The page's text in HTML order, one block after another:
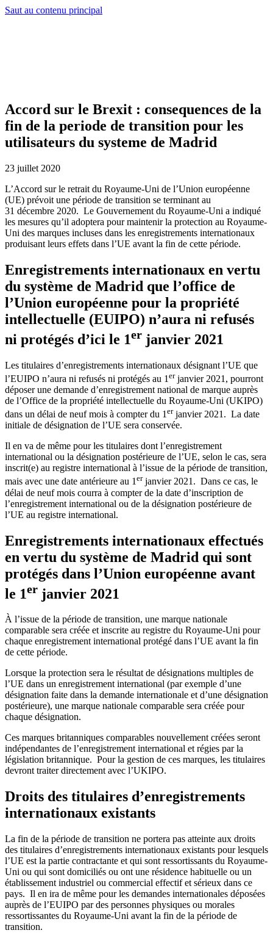
Saut au contenu principal
Accord sur le Brexit : consequences de la
fin de la periode de transition pour les
utilisateurs du systeme de Madrid
23 juillet 2020
L’Accord sur le retrait du Royaume-Uni de l’Union européenne
(UE) prévoit une période de transition se terminant au
31 décembre 2020. Le Gouvernement du Royaume-Uni a indiqué
les mesures qu’il adoptera pour maintenir la protection au Royaume-
Uni des marques incluses dans les enregistrements internationaux
produisant leurs effets dans l’UE avant la fin de cette période.
Enregistrements internationaux en vertu
du système de Madrid que l’office de
l’Union européenne pour la propriété
intellectuelle (EUIPO) n’aura ni refusés
ni protégés d’ici le 1er janvier 2021
Les titulaires d’enregistrements internationaux désignant l’UE que
l’EUIPO n’aura ni refusés ni protégés au 1 erjanvier 2021, pourront
déposer une demande d’enregistrement national de marque auprès
de l’Office de la propriété intellectuelle du Royaume-Uni (UKIPO)
dans un délai de neuf mois à compter du 1 erjanvier 2021. La date
initiale de désignation de l’UE sera conservée.
Il en va de même pour les titulaires dont l’enregistrement
international ou la désignation postérieure de l’UE, selon le cas, sera
inscrit(e) au registre international à l’issue de la période de transition,
mais avec une date antérieure au 1erjanvier 2021. Dans ce cas, le
délai de neuf mois courra à compter de la date d’inscription de
l’enregistrement international ou de la désignation postérieure de
l’UE au registre international.
Enregistrements internationaux effectués
en vertu du système de Madrid qui sont
protégés dans l’Union européenne avant
le 1er janvier 2021
À l’issue de la période de transition, une marque nationale
comparable sera créée et inscrite au registre du Royaume-Uni pour
chaque enregistrement international protégé dans l’UE avant la fin
de cette période.
Lorsque la protection sera le résultat de désignations multiples de
l’UE dans un enregistrement international (par exemple d’une
désignation faite dans la demande internationale et d’une désignation
postérieure), une marque nationale comparable sera créée pour
chaque désignation.
Ces marques britanniques comparables nouvellement créées seront
indépendantes de l’enregistrement international et régies par la
législation britannique. Pour la gestion de ces marques, les titulaires
devront traiter directement avec l’UKIPO.
Droits des titulaires d’enregistrements
internationaux existants
La fin de la période de transition ne portera pas atteinte aux droits
des titulaires d’enregistrements internationaux existants pour lesquels
l’UE est la partie contractante et qui sont ressortissants du Royaume-
Uni ou qui sont domiciliés ou ont une résidence habituelle ou un
établissement industriel ou commercial effectif et sérieux dans ce
pays. Il en ira de même pour les demandes internationales déposées
auprès de l’EUIPO par des personnes physiques ou morales
ressortissantes du Royaume-Uni avant la fin de la période de
transition.